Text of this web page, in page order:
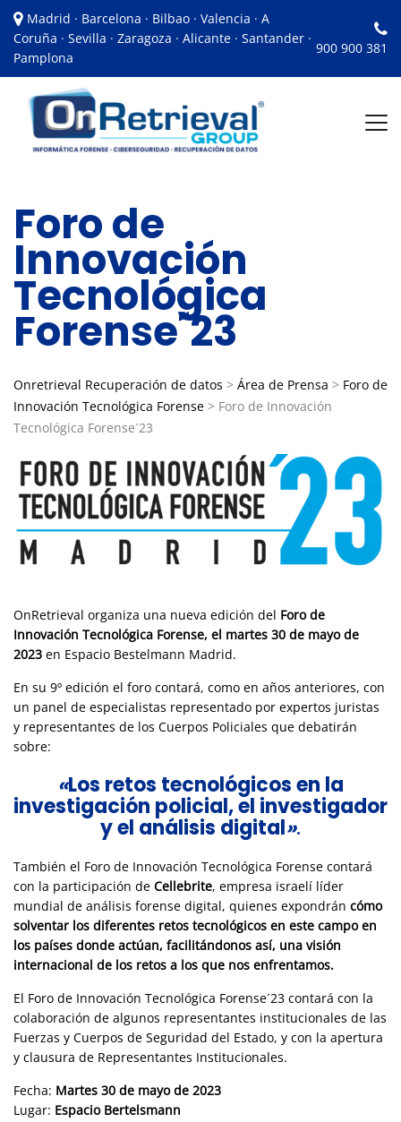
Madrid · Barcelona · Bilbao · Valencia · A
Coruña · Sevilla · Zaragoza · Alicante · Santander ·
Pamplona
900 900 381
Foro de
Innovación
Tecnológica
Forense´23
Onretrieval Recuperación de datos > Área de Prensa > Foro de
Innovación Tecnológica Forense > Foro de Innovación
Tecnológica Forense´23
OnRetrieval organiza una nueva edición del Foro de
Innovación Tecnológica Forense, el martes 30 de mayo de
2023 en Espacio Bestelmann Madrid.
En su 9º edición el foro contará, como en años anteriores, con
un panel de especialistas representado por expertos juristas
y representantes de los Cuerpos Policiales que debatirán
sobre:
«Los retos tecnológicos en la
investigación policial, el investigador
y el análisis digital».
También el Foro de Innovación Tecnológica Forense contará
con la participación de Cellebrite, empresa israelí líder
mundial de análisis forense digital, quienes expondrán cómo
solventar los diferentes retos tecnológicos en este campo en
los países donde actúan, facilitándonos así, una visión
internacional de los retos a los que nos enfrentamos.
El Foro de Innovación Tecnológica Forense´23 contará con la
colaboración de algunos representantes institucionales de las
Fuerzas y Cuerpos de Seguridad del Estado, y con la apertura
y clausura de Representantes Institucionales.
Fecha: Martes 30 de mayo de 2023
Lugar: Espacio Bertelsmann